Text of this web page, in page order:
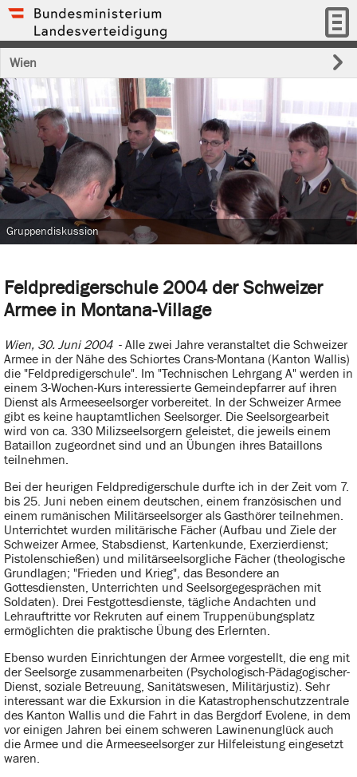
Wien
Feldpredigerschule 2004 der Schweizer
Armee in Montana-Village
Wien, 30. Juni 2004 - Alle zwei Jahre veranstaltet die Schweizer
Armee in der Nähe des Schiortes Crans-Montana (Kanton Wallis)
die "Feldpredigerschule". Im "Technischen Lehrgang A" werden in
einem 3-Wochen-Kurs interessierte Gemeindepfarrer auf ihren
Dienst als Armeeseelsorger vorbereitet. In der Schweizer Armee
gibt es keine hauptamtlichen Seelsorger. Die Seelsorgearbeit
wird von ca. 330 Milizseelsorgern geleistet, die jeweils einem
Bataillon zugeordnet sind und an Übungen ihres Bataillons
teilnehmen.
Bei der heurigen Feldpredigerschule durfte ich in der Zeit vom 7.
bis 25. Juni neben einem deutschen, einem französischen und
einem rumänischen Militärseelsorger als Gasthörer teilnehmen.
Unterrichtet wurden militärische Fächer (Aufbau und Ziele der
Schweizer Armee, Stabsdienst, Kartenkunde, Exerzierdienst;
Pistolenschießen) und militärseelsorgliche Fächer (theologische
Grundlagen; "Frieden und Krieg", das Besondere an
Gottesdiensten, Unterrichten und Seelsorgegesprächen mit
Soldaten). Drei Festgottesdienste, tägliche Andachten und
Lehrauftritte vor Rekruten auf einem Truppenübungsplatz
ermöglichten die praktische Übung des Erlernten.
Ebenso wurden Einrichtungen der Armee vorgestellt, die eng mit
der Seelsorge zusammenarbeiten (Psychologisch-Pädagogischer-
Dienst, soziale Betreuung, Sanitätswesen, Militärjustiz). Sehr
interessant war die Exkursion in die Katastrophenschutzzentrale
des Kanton Wallis und die Fahrt in das Bergdorf Evolene, in dem
vor einigen Jahren bei einem schweren Lawinenunglück auch
die Armee und die Armeeseelsorger zur Hilfeleistung eingesetzt
waren.
Gruppendiskussion